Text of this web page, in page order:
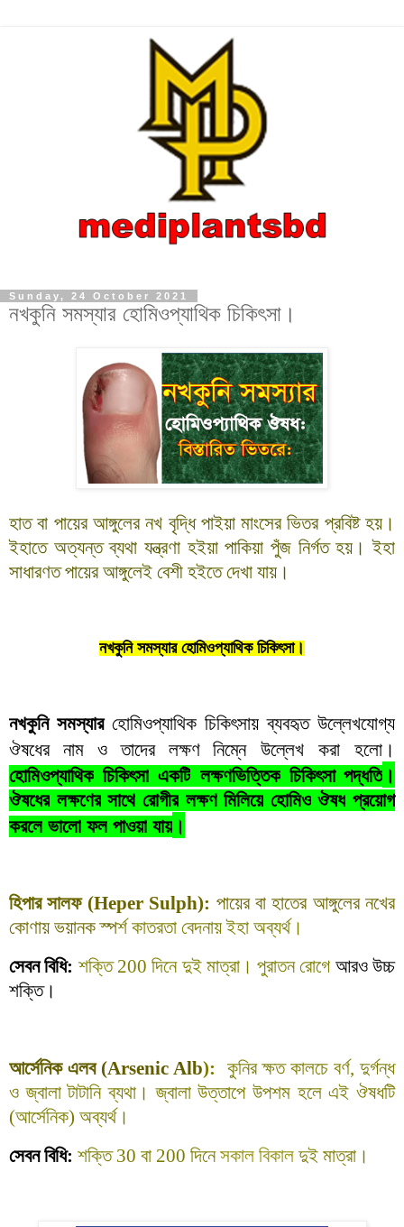
Sunday, 24 October 2021
নখকুনি সমস্যার হোমিওপ্যাথিক চিকিৎসা।
হাত বা পায়ের আঙ্গুলের নখ বৃদ্ধি পাইয়া মাংসের ভিতর প্রবিষ্ট হয়।
ইহাতে অত্যন্ত ব্যথা যন্ত্রণা হইয়া পাকিয়া পুঁজ নির্গত হয়। ইহা
সাধারণত পায়ের আঙ্গুলেই বেশী হইতে দেখা যায়।
নখকুনি সমস্যার হোমিওপ্যাথিক চিকিৎসা।
নখকুনি সমস্যার হোমিওপ্যাথিক চিকিৎসায় ব্যবহৃত উল্লেখযোগ্য
ঔষধের নাম ও তাদের লক্ষণ নিম্নে
উল্লেখ করা হলো ।
হোমিওপ্যাথিক চিকিৎসা একটি লক্ষণভিত্তিক চিকিৎসা পদ্ধতি ।
ঔষধের লক্ষণের সাথে রোগীর লক্ষণ মিলিয়ে হোমিও ঔষধ প্রয়োগ
করলে ভালো ফল পাওয়া যায় ।
হিপার সালফ (Heper Sulph): পায়ের বা হাতের আঙ্গুলের নখের
কোণায় ভয়ানক স্পর্শ কাতরতা বেদনায় ইহা অব্যর্থ।
সেবন বিধি: শক্তি 200 দিনে দুই মাত্রা। পুরাতন রোগে আরও উচ্চ
শক্তি।
আর্সেনিক এলব (Arsenic Alb):
কুনির ক্ষত কালচে বর্ণ, দুর্গন্ধ
ও জ্বালা টাটানি ব্যথা। জ্বালা উত্তাপে উপশম হলে এই ঔষধটি
(আর্সেনিক) অব্যর্থ।
সেবন বিধি: শক্তি30 বা 200 দিনেসকাল বিকাল দুই মাত্রা।